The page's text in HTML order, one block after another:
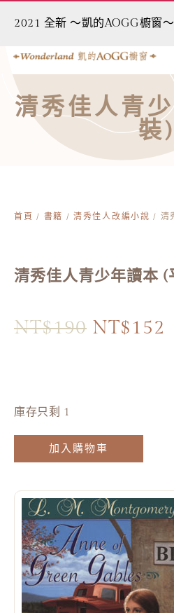
2021 全新 ～凱的AOGG櫥窗
清秀佳人青
裝)
首頁 / 書籍 /清秀佳人改編小說 / 清
清秀佳人青少年讀本 (
NT$190 NT$152
庫存只剩 1
加入購物車